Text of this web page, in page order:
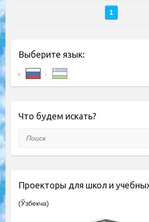
1
Выберите язык:
Что будем искать?
Поиск
Проекторы для школ и
(Ўзбекча)